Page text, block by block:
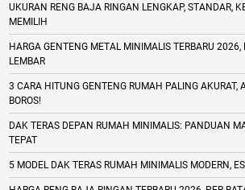
UKURAN RENG BAJA RINGAN LENGKAP, STANDAR,
MEMILIH
HARGA GENTENG METAL MINIMALIS TERBARU 2026,
LEMBAR
3 CARA HITUNG GENTENG RUMAH PALING AKURAT,
BOROS!
DAK TERAS DEPAN RUMAH MINIMALIS: PANDUAN
TEPAT
5 MODEL DAK TERAS RUMAH MINIMALIS MODERN,